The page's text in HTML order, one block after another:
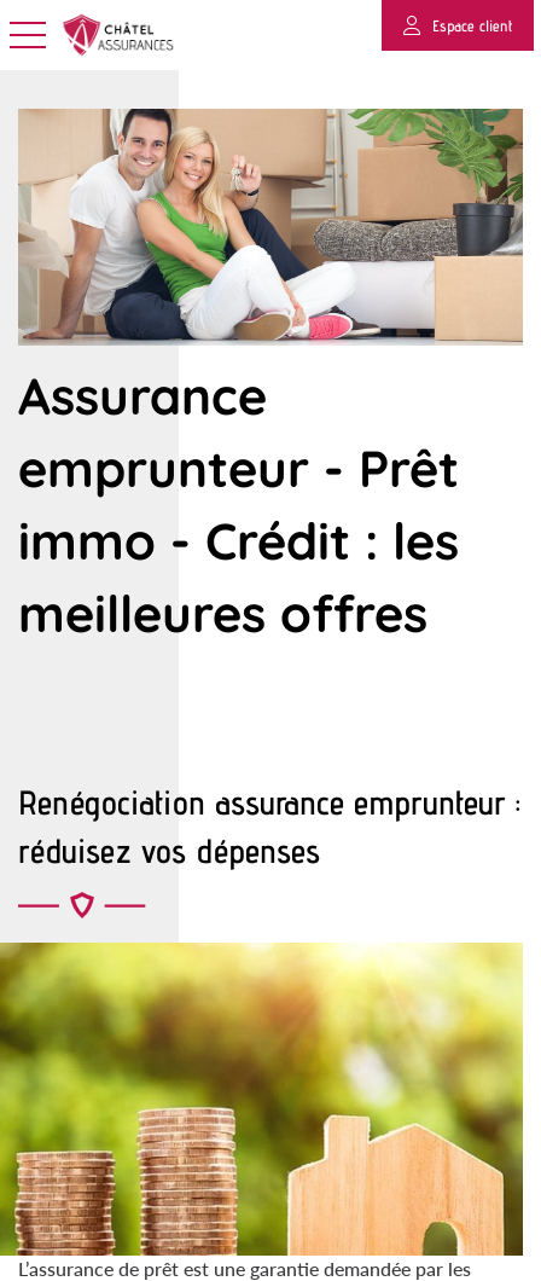
Espace client
Basculer la navigation
Assurance
emprunteur - Prêt
immo - Crédit : les
meilleures offres
Renégociation assurance emprunteur :
réduisez vos dépenses
L’assurance de prêt est une garantie demandée par les